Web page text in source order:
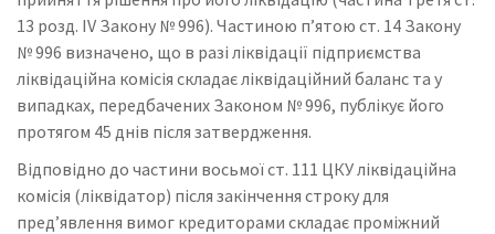
13 розд. IV Закону № 996). Частиною п’ятою ст. 14 Закону
№ 996 визначено, що в разі ліквідації підприємства
ліквідаційна комісія складає ліквідаційний баланс та у
випадках, передбачених Законом № 996, публікує його
протягом 45 днів після затвердження.
Відповідно до частини восьмої ст. 111 ЦКУ ліквідаційна
комісія (ліквідатор) після закінчення строку для
пред’явлення вимог кредиторами складає проміжний